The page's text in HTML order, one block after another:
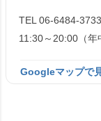
TEL 06-6484-3733
11:30～20:00（年
Googleマップで